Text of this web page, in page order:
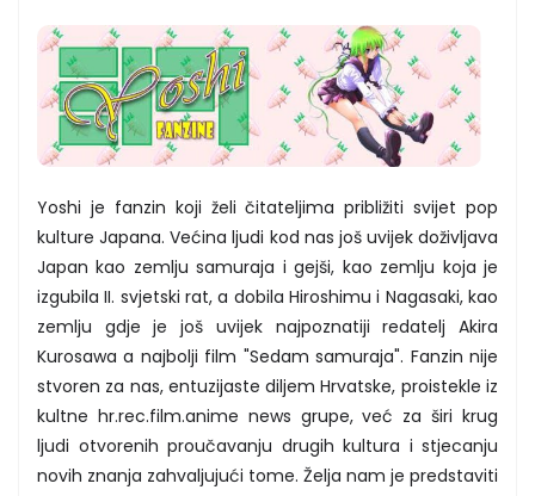
Yoshi je fanzin koji želi čitateljima približiti svijet pop
kulture Japana. Većina ljudi kod nas još uvijek doživljava
Japan kao zemlju samuraja i gejši, kao zemlju koja je
izgubila II. svjetski rat, a dobila Hiroshimu i Nagasaki, kao
zemlju gdje je još uvijek najpoznatiji redatelj Akira
Kurosawa a najbolji film "Sedam samuraja". Fanzin nije
stvoren za nas, entuzijaste diljem Hrvatske, proistekle iz
kultne hr.rec.film.anime news grupe, već za širi krug
ljudi otvorenih proučavanju drugih kultura i stjecanju
novih znanja zahvaljujući tome. Želja nam je predstaviti